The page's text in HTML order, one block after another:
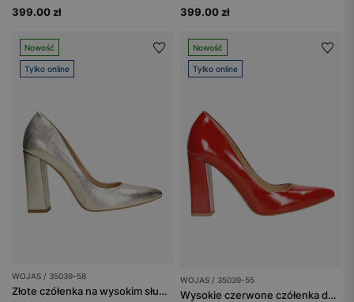
399.00 zł
399.00 zł
Nowość
Tylko online
WOJAS / 35039-58
Złote czółenka na wysokim słupku
Nowość
Tylko online
WOJAS / 35039-55
Wysokie czerwone czółenka damskie na słupku